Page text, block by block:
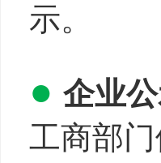
示。
● 企业
工商部